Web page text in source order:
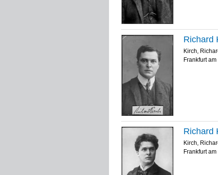
Richard
Kirch,
Frankfurt
Richard
Kirch,
Frankfurt